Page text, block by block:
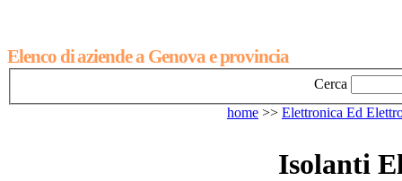
Elenco di aziende a Genova e provincia
Cerca
home >> Elettronica Ed
Isolanti